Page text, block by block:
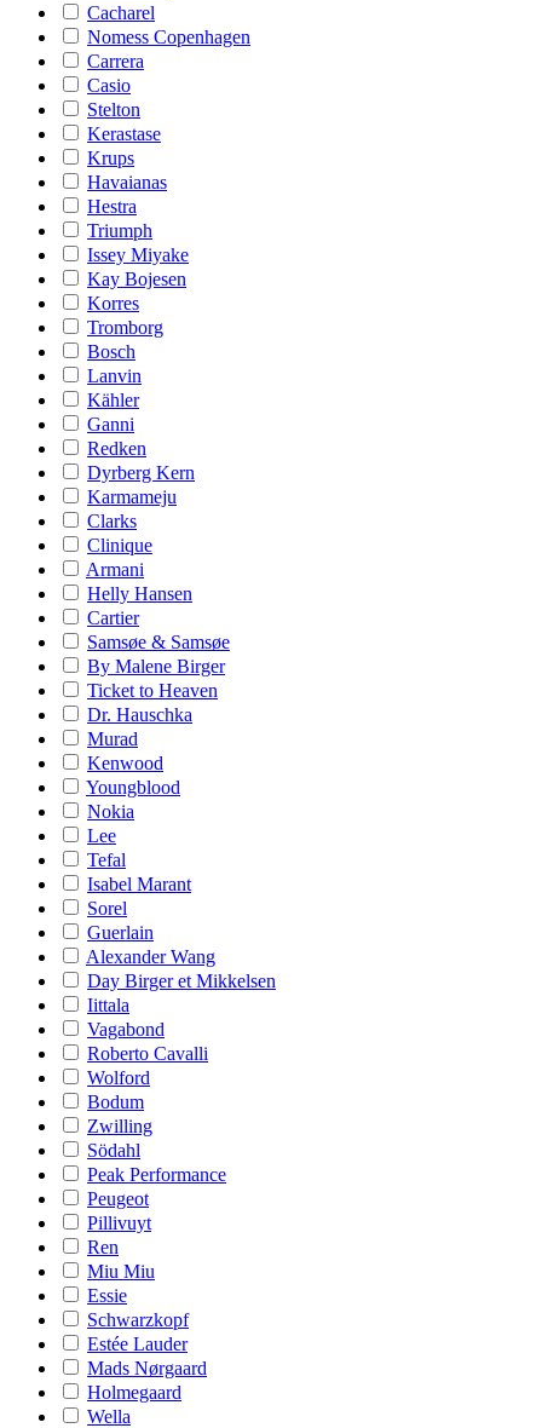
Cacharel
Nomess Copenhagen
Carrera
Casio
Stelton
Kerastase
Krups
Havaianas
Hestra
Triumph
Issey Miyake
Kay Bojesen
Korres
Tromborg
Bosch
Lanvin
Kähler
Ganni
Redken
Dyrberg Kern
Karmameju
Clarks
Clinique
Armani
Helly Hansen
Cartier
Samsøe & Samsøe
By Malene Birger
Ticket to Heaven
Dr. Hauschka
Murad
Kenwood
Youngblood
Nokia
Lee
Tefal
Isabel Marant
Sorel
Guerlain
Alexander Wang
Day Birger et Mikkelsen
Iittala
Vagabond
Roberto Cavalli
Wolford
Bodum
Zwilling
Södahl
Peak Performance
Peugeot
Pillivuyt
Ren
Miu Miu
Essie
Schwarzkopf
Estée Lauder
Mads Nørgaard
Holmegaard
Wella